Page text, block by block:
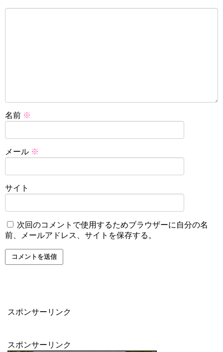
名前 ※
メール ※
サイト
次回のコメントで使用するためブラウザーに自分の名
前、メールアドレス、サイトを保存する。
スポンサーリンク
スポンサーリンク